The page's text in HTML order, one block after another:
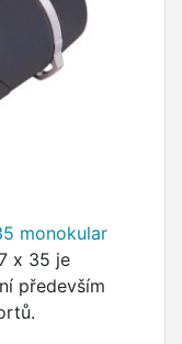
monokular
x 35 je
především